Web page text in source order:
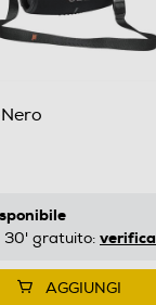
30' gratuito: verifica
AGGIUNGI